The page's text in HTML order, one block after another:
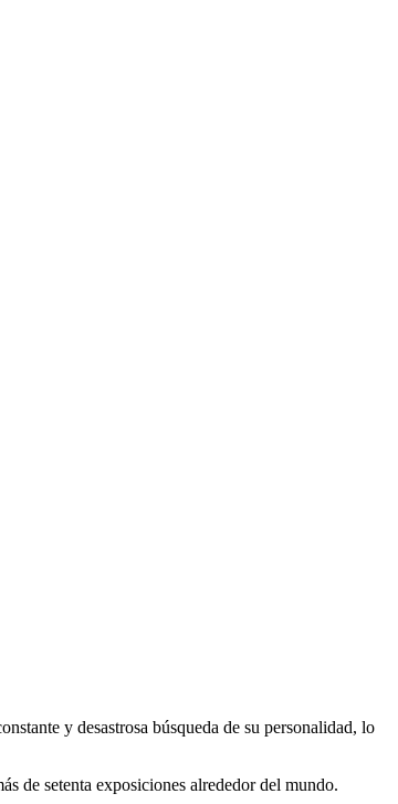
y desastrosa búsqueda de su personalidad, lo
de setenta exposiciones alrededor del mundo.